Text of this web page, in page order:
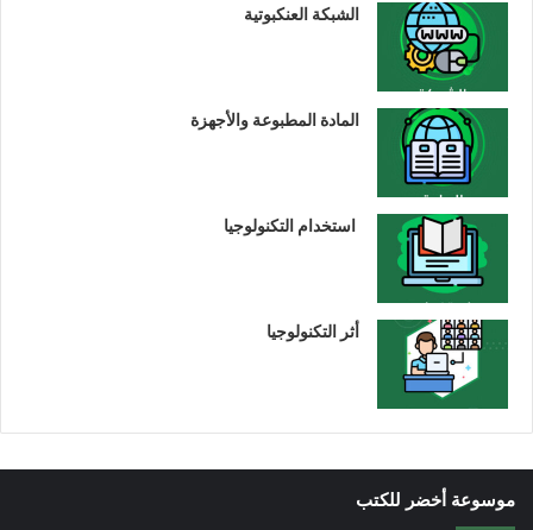
الشبكة العنكبوتية
المادة المطبوعة والأجهزة
استخدام التكنولوجيا
أثر التكنولوجيا
موسوعة أخضر للكتب